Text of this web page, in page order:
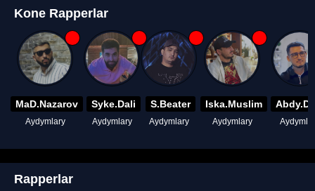
Kone Rapperlar
MaD.Nazarov
Aydymlary
Syke.Dali
Aydymlary
S.Beater
Aydymlary
Iska.Muslim
Aydymlary
Rapperlar